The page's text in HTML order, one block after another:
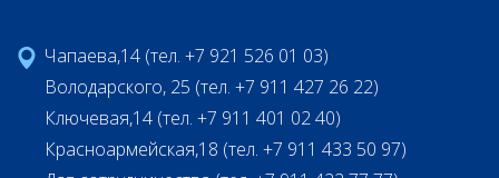
Чапаева,14 (тел. +7 921 526 01 03)
Володарского, 25 (тел. +7 911 427 26 22)
Ключевая,14 (тел. +7 911 401 02 40)
Красноармейская,18 (тел. +7 911 433 50 97)